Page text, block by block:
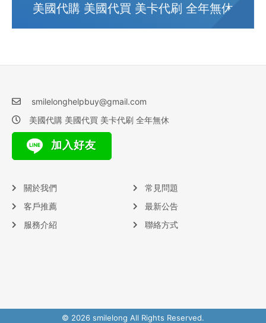
美國代購 美國代買 美卡代刷 全年無休
smilelonghelpbuy@gmail.com
美國代購 美國代買 美卡代刷 全年無休
加入好友
關於我們
客戶推薦
服務介紹
常見問題
最新公告
聯絡方式
© 2026 smilelong All Rights Reserved.